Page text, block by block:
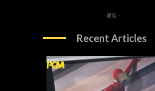
- 廣告 -
Recent Articles